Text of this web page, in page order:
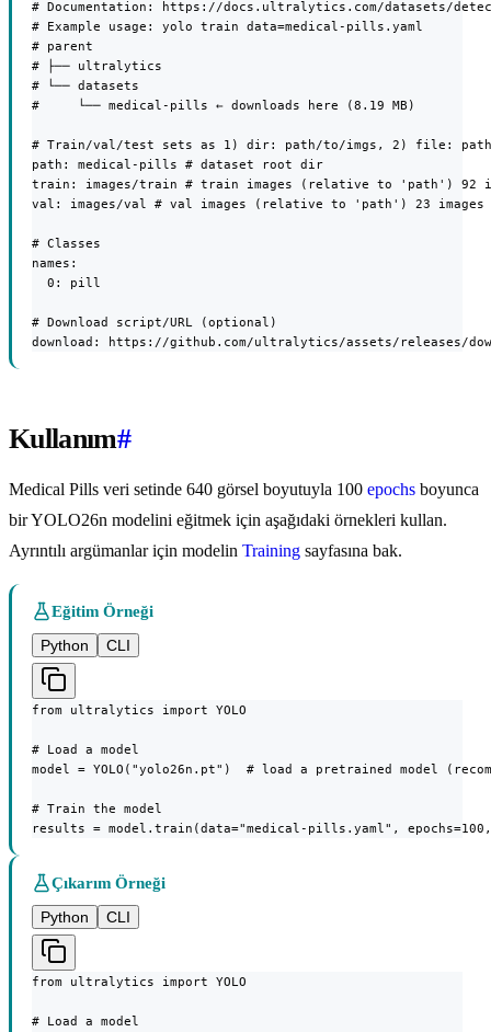
# Documentation: https://docs.ultralytics.com/datasets/
# Example usage: yolo train data=medical-pills.yaml
# parent
# ├── ultralytics
# └── datasets
#     └── medical-pills ← downloads here (8.19 MB)
# Train/val/test sets as 1) dir: path/to/imgs, 2) file:
path: medical-pills # dataset root dir
train: images/train # train images (relative to 'path') 92
val: images/val # val images (relative to 'path') 23 images
# Classes
names:
  0: pill
# Download script/URL (optional)
download: https://github.com/ultralytics/assets/releases/
Kullanım#
Medical Pills veri setinde 640 görsel boyutuyla 100 epochs boyunca
bir YOLO26n modelini eğitmek için aşağıdaki örnekleri kullan.
Ayrıntılı argümanlar için modelin Training sayfasına bak.
Eğitim Örneği
Python
CLI
from ultralytics import YOLO
# Load a model
model = YOLO("yolo26n.pt")  # load a pretrained model
# Train the model
results = model.train(data="medical-pills.yaml", epochs=100,
Çıkarım Örneği
Python
CLI
from ultralytics import YOLO
# Load a model